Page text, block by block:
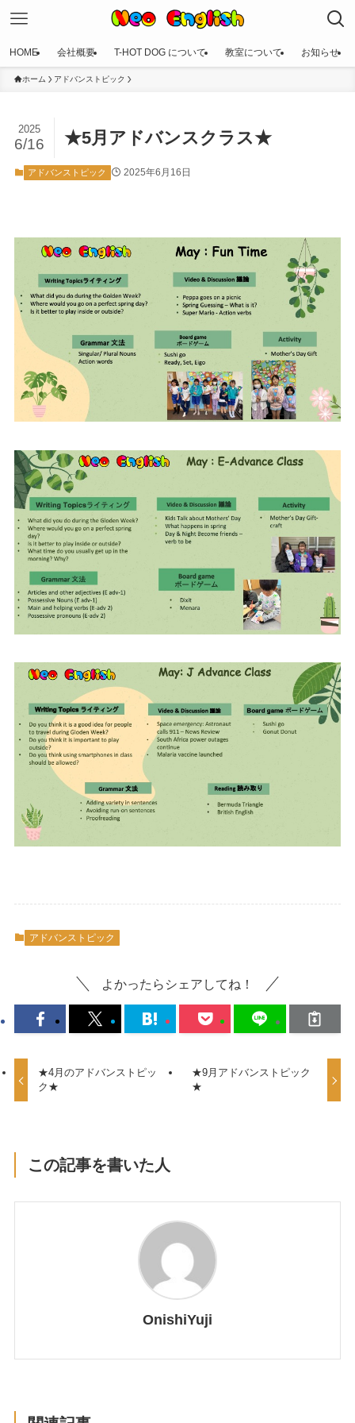
HOME 会社概要 T-HOT DOG について 教室について お知らせ
ホーム アドバンストピック
★5月アドバンスクラス★
2025
6/16
アドバンストピック 2025年6月16日
アドバンストピック
よかったらシェアしてね！
★4月のアドバンストピッ
ク★
★9月アドバンストピック
★
この記事を書いた人
OnishiYuji